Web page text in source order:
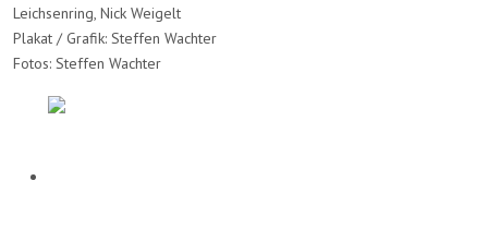
Leichsenring, Nick Weigelt
Plakat / Grafik: Steffen Wachter
Fotos: Steffen Wachter